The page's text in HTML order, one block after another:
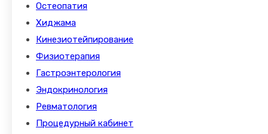
Остеопатия
Хиджама
Кинезиотейпирование
Физиотерапия
Гастроэнтерология
Эндокринология
Ревматология
Процедурный кабинет